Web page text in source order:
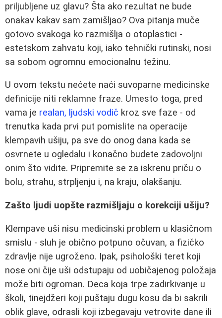
priljubljene uz glavu? Šta ako rezultat ne bude
onakav kakav sam zamišljao? Ova pitanja muče
gotovo svakoga ko razmišlja o otoplastici -
estetskom zahvatu koji, iako tehnički rutinski, nosi
sa sobom ogromnu emocionalnu težinu.
U ovom tekstu nećete naći suvoparne medicinske
definicije niti reklamne fraze. Umesto toga, pred
vama je realan, ljudski vodič kroz sve faze - od
trenutka kada prvi put pomislite na operacije
klempavih ušiju, pa sve do onog dana kada se
osvrnete u ogledalu i konačno budete zadovoljni
onim što vidite. Pripremite se za iskrenu priču o
bolu, strahu, strpljenju i, na kraju, olakšanju.
Zašto ljudi uopšte razmišljaju o korekciji ušiju?
Klempave uši nisu medicinski problem u klasičnom
smislu - sluh je obično potpuno očuvan, a fizičko
zdravlje nije ugroženo. Ipak, psihološki teret koji
nose oni čije uši odstupaju od uobičajenog položaja
može biti ogroman. Deca koja trpe zadirkivanje u
školi, tinejdžeri koji puštaju dugu kosu da bi sakrili
oblik glave, odrasli koji izbegavaju vetrovite dane ili